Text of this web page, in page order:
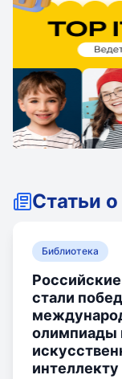
Статьи
Библиотека
стали
олимпиады
интеллекту